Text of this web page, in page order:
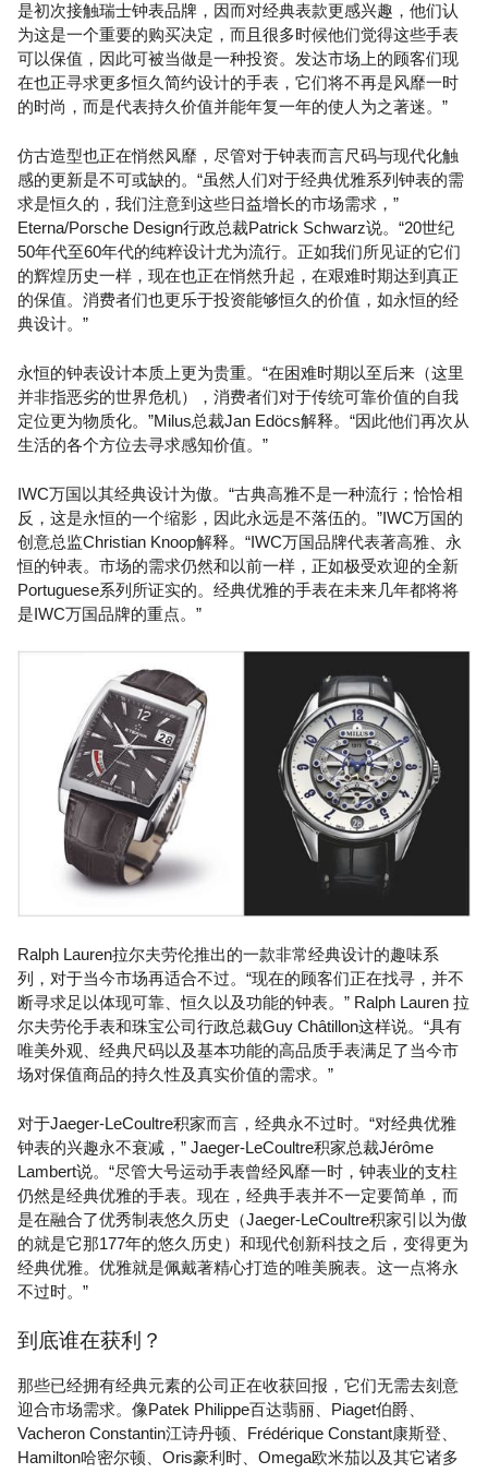
是初次接触瑞士钟表品牌，因而对经典表款更感兴趣，他们认
为这是一个重要的购买决定，而且很多时候他们觉得这些手表
可以保值，因此可被当做是一种投资。发达市场上的顾客们现
在也正寻求更多恒久简约设计的手表，它们将不再是风靡一时
的时尚，而是代表持久价值并能年复一年的使人为之著迷。”
仿古造型也正在悄然风靡，尽管对于钟表而言尺码与现代化触
感的更新是不可或缺的。“虽然人们对于经典优雅系列钟表的需
求是恒久的，我们注意到这些日益增长的市场需求，”
Eterna/Porsche Design行政总裁Patrick Schwarz说。“20世纪
50年代至60年代的纯粹设计尤为流行。正如我们所见证的它们
的辉煌历史一样，现在也正在悄然升起，在艰难时期达到真正
的保值。消费者们也更乐于投资能够恒久的价值，如永恒的经
典设计。”
永恒的钟表设计本质上更为贵重。“在困难时期以至后来（这里
并非指恶劣的世界危机），消费者们对于传统可靠价值的自我
定位更为物质化。”Milus总裁Jan Edöcs解释。“因此他们再次从
生活的各个方位去寻求感知价值。”
IWC万国以其经典设计为傲。“古典高雅不是一种流行；恰恰相
反，这是永恒的一个缩影，因此永远是不落伍的。”IWC万国的
创意总监Christian Knoop解释。“IWC万国品牌代表著高雅、永
恒的钟表。市场的需求仍然和以前一样，正如极受欢迎的全新
Portuguese系列所证实的。经典优雅的手表在未来几年都将将
是IWC万国品牌的重点。”
Ralph Lauren拉尔夫劳伦推出的一款非常经典设计的趣味系
列，对于当今市场再适合不过。“现在的顾客们正在找寻，并不
断寻求足以体现可靠、恒久以及功能的钟表。” Ralph Lauren 拉
尔夫劳伦手表和珠宝公司行政总裁Guy Châtillon这样说。“具有
唯美外观、经典尺码以及基本功能的高品质手表满足了当今市
场对保值商品的持久性及真实价值的需求。”
对于Jaeger-LeCoultre积家而言，经典永不过时。“对经典优雅
钟表的兴趣永不衰减，” Jaeger-LeCoultre积家总裁Jérôme
Lambert说。“尽管大号运动手表曾经风靡一时，钟表业的支柱
仍然是经典优雅的手表。现在，经典手表并不一定要简单，而
是在融合了优秀制表悠久历史（Jaeger-LeCoultre积家引以为傲
的就是它那177年的悠久历史）和现代创新科技之后，变得更为
经典优雅。优雅就是佩戴著精心打造的唯美腕表。这一点将永
不过时。”
到底谁在获利？
那些已经拥有经典元素的公司正在收获回报，它们无需去刻意
迎合市场需求。像Patek Philippe百达翡丽、Piaget伯爵、
Vacheron Constantin江诗丹顿、Frédérique Constant康斯登、
Hamilton哈密尔顿、Oris豪利时、Omega欧米茄以及其它诸多